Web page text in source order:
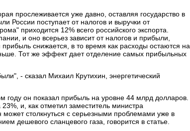
прослеживается уже давно, оставляя государство в
России поступает от налогов и выручки от
приходится 12% всего российского экспорта.
и оно всерьез зависит от налогов и прибыли,
снижается, в то время как расходы остаются на
Тот же эффект дает отделение самых прибыльных
- сказал Михаил Крутихин, энергетический
он показал прибыль на уровне 44 млрд долларов.
и, как отметил заместитель министра
столкнуться с серьезными проблемами уже в
дешевого сланцевого газа, говорится в статье.